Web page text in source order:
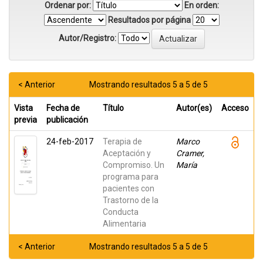
Ordenar por:
En orden:
Resultados por página
Autor/Registro:
Mostrando resultados 5 a 5 de 5
< Anterior
Vista
previa
Fecha de
publicación
Título Autor(es) Acceso
24-feb-2017
Terapia de
Aceptación y
Compromiso. Un
programa para
pacientes con
Trastorno de la
Conducta
Alimentaria
Marco
Cramer,
María
Mostrando resultados 5 a 5 de 5
< Anterior